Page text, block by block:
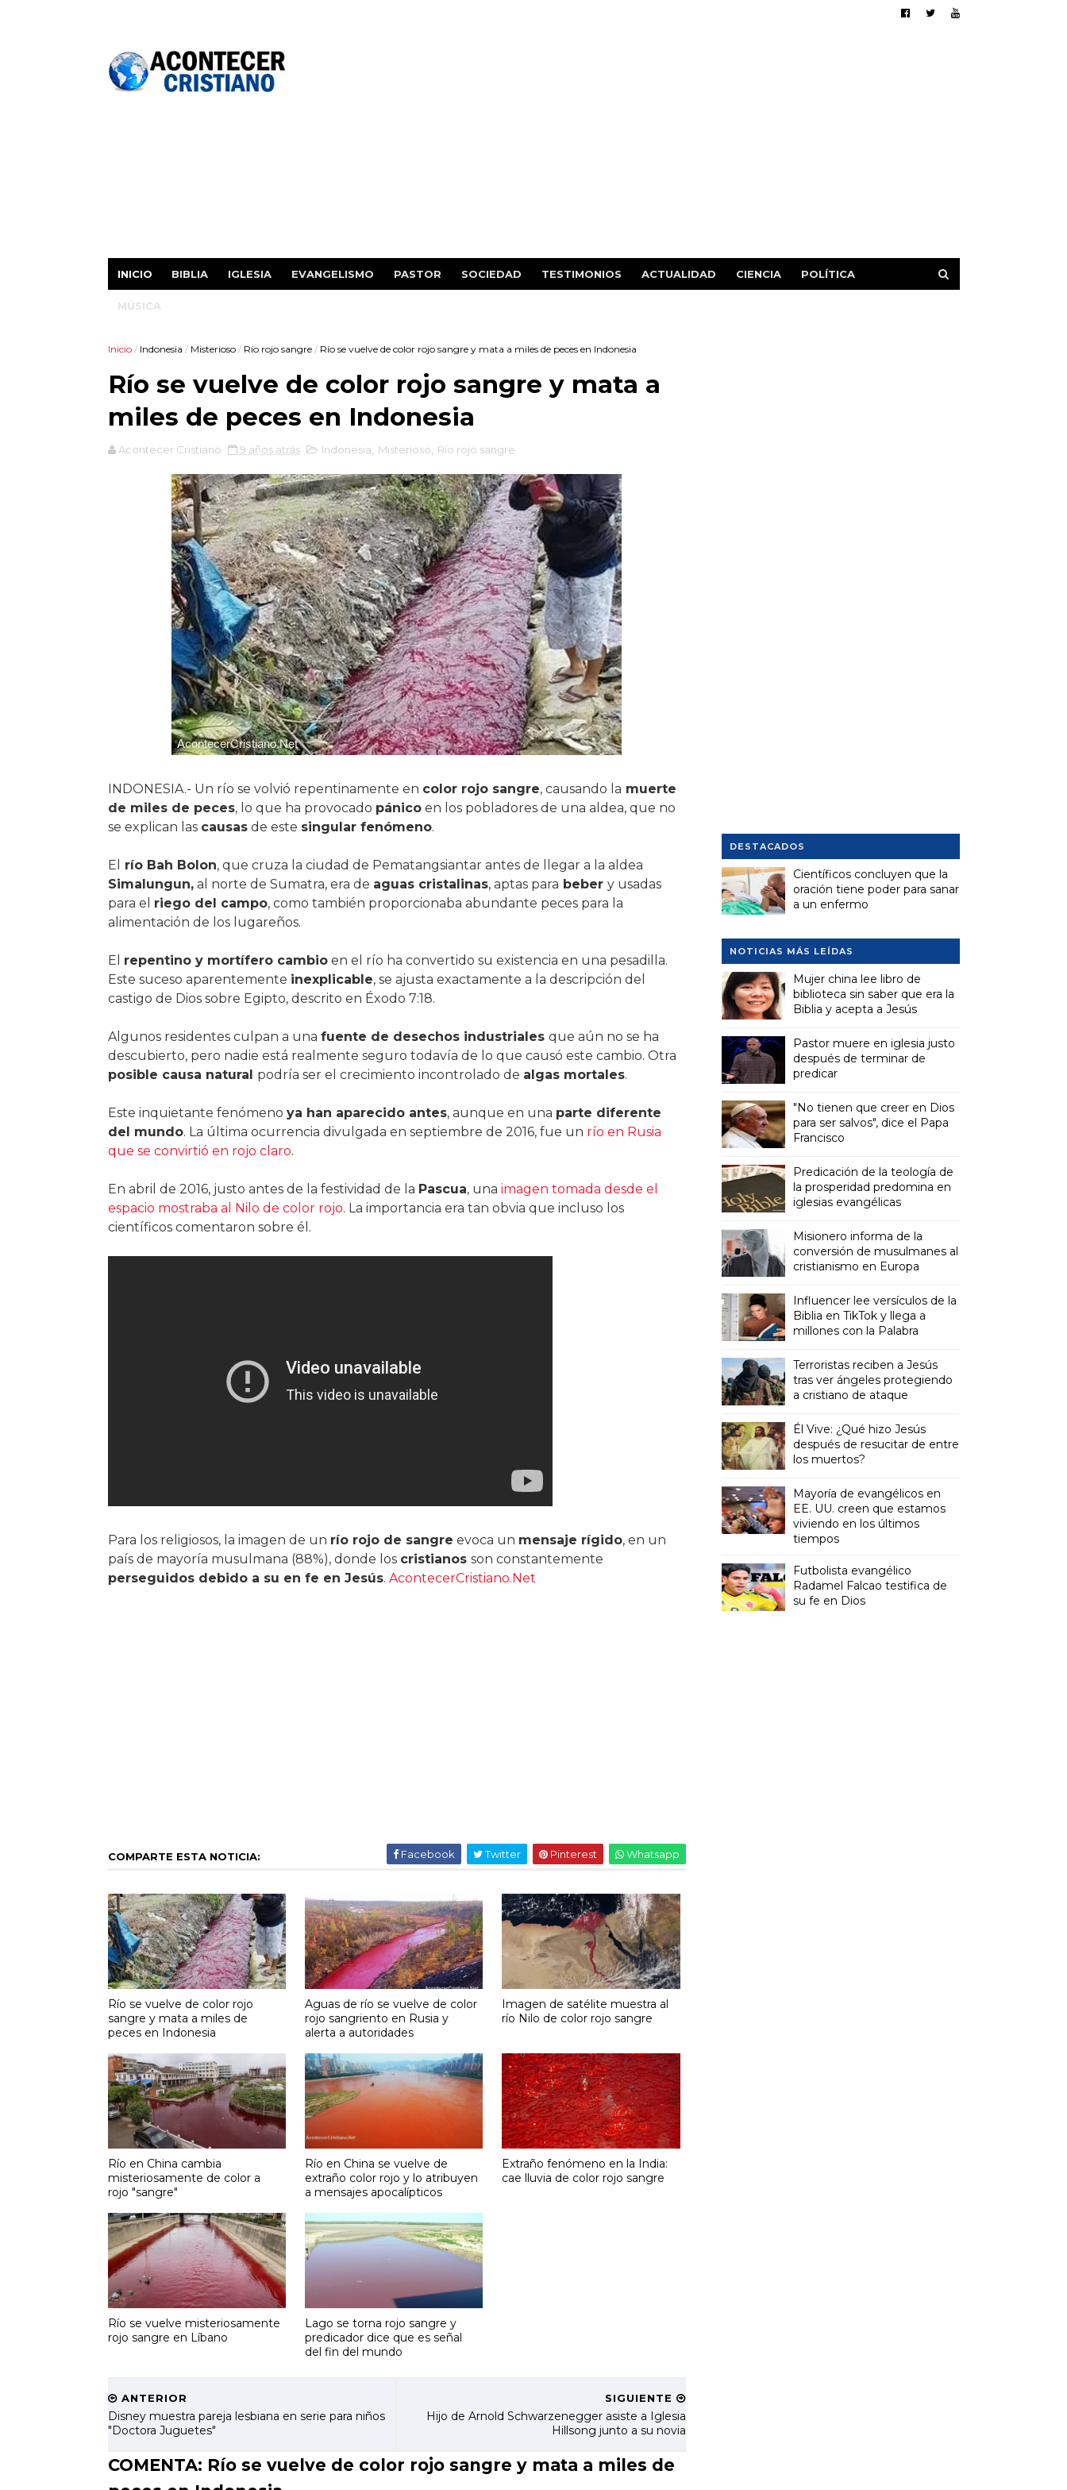
INICIO BIBLIA IGLESIA EVANGELISMO PASTOR SOCIEDAD TESTIMONIOS ACTUALIDAD CIENCIA POLÍTICA
MÚSICA
Inicio / Indonesia / Misterioso / Río rojo sangre / Río se vuelve de color rojo sangre y mata a miles de peces en Indonesia
Río se vuelve de color rojo sangre y mata a
miles de peces en Indonesia
Acontecer Cristiano 9 años atrás Indonesia Misterioso Río rojo sangre
INDONESIA.- Un río se volvió repentinamente en color rojo sangre, causando la muerte
de miles de peces, lo que ha provocado pánicoen los pobladores de una aldea, que no
se explican las causasde este singular fenómeno.
El río Bah Bolon, que cruza la ciudad de Pematangsiantar antes de llegar a la aldea
Simalungun,al norte de Sumatra, era de aguas cristalinas, aptas para beber y usadas
para el riego del campo, como también proporcionaba abundante peces para la
alimentación de los lugareños.
El repentino y mortífero cambioen el río ha convertido su existencia en una pesadilla.
Este suceso aparentemente inexplicable, se ajusta exactamente a la descripción del
castigo de Dios sobre Egipto, descrito en Éxodo 7:18.
Algunos residentes culpan a una fuente de desechos industriales que aún no se ha
descubierto, pero nadie está realmente seguro todavía de lo que causó este cambio. Otra
posible causa natural podría ser el crecimiento incontrolado de algas mortales.
Este inquietante fenómeno ya han aparecido antes, aunque en una parte diferente
del mundo. La última ocurrencia divulgada en septiembre de 2016, fue un río en Rusia
que se convirtió en rojo claro.
En abril de 2016, justo antes de la festividad de la Pascua, una imagen tomada desde el
espacio mostraba al Nilo de color rojo. La importancia era tan obvia que incluso los
científicos comentaron sobre él.
Para los religiosos, la imagen de un río rojo de sangre evoca un mensaje rígido, en un
país de mayoría musulmana (88%), donde los cristianos son constantemente
perseguidos debido a su en fe en Jesús. AcontecerCristiano.Net
COMPARTE ESTA NOTICIA: Facebook Twitter Pinterest Whatsapp
Río se vuelve de color rojo
sangre y mata a miles de
peces en Indonesia
Aguas de río se vuelve de color
rojo sangriento en Rusia y
alerta a autoridades
Imagen de satélite muestra al
río Nilo de color rojo sangre
Río en China cambia
misteriosamente de color a
rojo "sangre"
Río en China se vuelve de
extraño color rojo y lo atribuyen
a mensajes apocalípticos
Extraño fenómeno en la India:
cae lluvia de color rojo sangre
Río se vuelve misteriosamente
rojo sangre‎ en Líbano
Lago se torna rojo sangre y
predicador dice que es señal
del fin del mundo
SIGUIENTE
Hijo de Arnold Schwarzenegger asiste a Iglesia
Hillsong junto a su novia
ANTERIOR
Disney muestra pareja lesbiana en serie para niños
"Doctora Juguetes"
COMENTA: Río se vuelve de color rojo sangre y mata a miles de
DESTACADOS
Científicos concluyen que la
oración tiene poder para sanar
a un enfermo
NOTICIAS MÁS LEÍDAS
Mujer china lee libro de
biblioteca sin saber que era la
Biblia y acepta a Jesús
Pastor muere en iglesia justo
después de terminar de
predicar
"No tienen que creer en Dios
para ser salvos", dice el Papa
Francisco
Predicación de la teología de
la prosperidad predomina en
iglesias evangélicas
Misionero informa de la
conversión de musulmanes al
cristianismo en Europa
Influencer lee versículos de la
Biblia en TikTok y llega a
millones con la Palabra
Terroristas reciben a Jesús
tras ver ángeles protegiendo
a cristiano de ataque
Él Vive: ¿Qué hizo Jesús
después de resucitar de entre
los muertos?
Mayoría de evangélicos en
EE. UU. creen que estamos
viviendo en los últimos
tiempos
Futbolista evangélico
Radamel Falcao testifica de
su fe en Dios